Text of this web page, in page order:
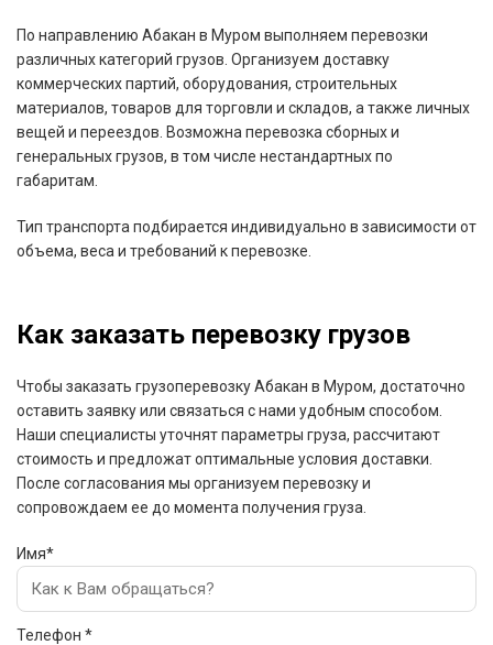
По направлению Абакан в Муром выполняем перевозки
различных категорий грузов. Организуем доставку
коммерческих партий, оборудования, строительных
материалов, товаров для торговли и складов, а также личных
вещей и переездов. Возможна перевозка сборных и
генеральных грузов, в том числе нестандартных по
габаритам.
Тип транспорта подбирается индивидуально в зависимости от
объема, веса и требований к перевозке.
Как заказать перевозку грузов
Чтобы заказать грузоперевозку Абакан в Муром, достаточно
оставить заявку или связаться с нами удобным способом.
Наши специалисты уточнят параметры груза, рассчитают
стоимость и предложат оптимальные условия доставки.
После согласования мы организуем перевозку и
сопровождаем ее до момента получения груза.
Имя*
Телефон *